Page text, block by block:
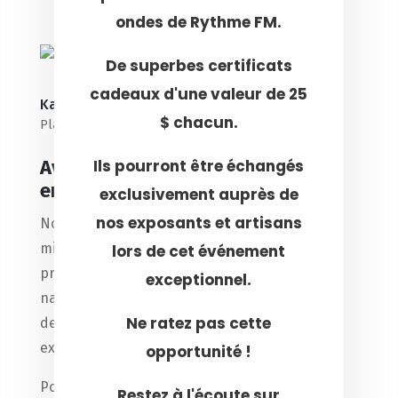
ondes de Rythme FM.
De superbes certificats
cadeaux d'une valeur de 25
$ chacun.
Ils pourront être échangés
exclusivement auprès de
nos exposants et artisans
lors de cet événement
exceptionnel.
Ne ratez pas cette
opportunité !
Kanellé
Plaisirs d'été
Avez-vous déjà goûté au bonheur
en format miniature ?
Nos mini-pancakes ne sont pas seulement
mignons, ils sont incroyablement moelleux et
préparés avec passion. Que vous les aimiez
nappés de chocolat fondant, de fruits frais ou
de sirop d’érable, chaque bouchée est une
explosion de douceur.
Pourquoi les choisir ?